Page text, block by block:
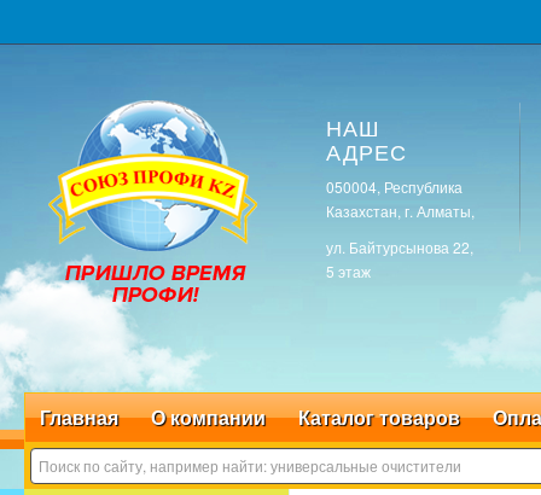
НАШ
АДРЕС
050004, Республика
Казахстан, г. Алматы,
ул. Байтурсынова 22,
5 этаж
Главная О компании Каталог товаров